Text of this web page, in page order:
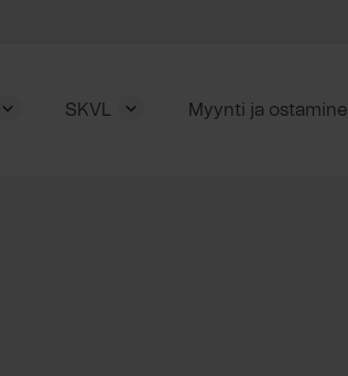
SKVL Myynti ja